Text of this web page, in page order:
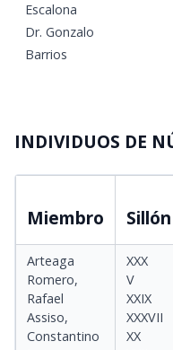
Escalona
Dr. Gonzalo
Barrios
INDIVIDUOS DE
Miembro Sillón
Arteaga
Romero,
Rafael
Assiso,
Constantino
XXX
V
XXIX
XXXVII
XX